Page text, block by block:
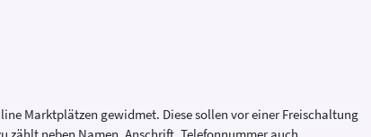
Marktplätzen gewidmet. Diese sollen vor einer Freischaltung